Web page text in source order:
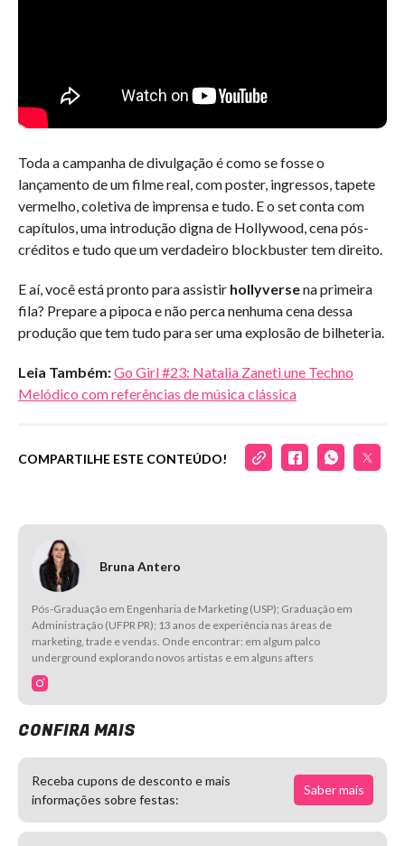
Toda a campanha de divulgação é como se fosse o
lançamento de um filme real,com poster, ingressos, tapete
vermelho, coletiva de imprensa e tudo. E o set conta com
capítulos, uma introdução digna de Hollywood, cena pós-
créditos e tudo que um verdadeiro blockbuster tem direito.
E aí, você está pronto para assistir hollyversena primeira
fila? Prepare a pipoca e não perca nenhuma cena dessa
produção que tem tudo para ser uma explosão de bilheteria.
Leia Também:Go Girl #23: Natalia Zaneti une Techno
Melódico com referências de música clássica
COMPARTILHE ESTE CONTEÚDO!
Bruna Antero
Pós-Graduação em Engenharia de Marketing (USP); Graduação em
Administração (UFPR PR); 13 anos de experiência nas áreas de
marketing, trade e vendas. Onde encontrar: em algum palco
underground explorando novos artistas e em alguns afters
CONFIRA MAIS
Receba cupons de desconto e mais
informações sobre festas:
Saber mais